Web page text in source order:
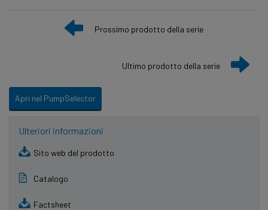
Prossimo prodotto della serie
Ultimo prodotto della serie
Apri nel PumpSelector
Ulteriori informazioni
Sito web del prodotto
Catalogo
Factsheet